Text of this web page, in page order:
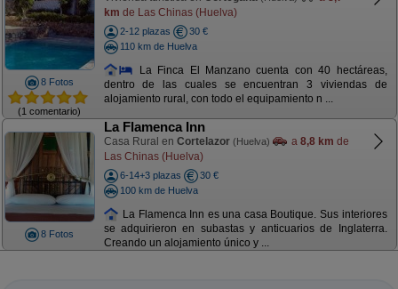
8 Fotos
(1 comentario)
km de Las Chinas (Huelva)
2-12 plazas
30 €
110 km de Huelva
La Finca El Manzano cuenta con 40 hectáreas,
dentro de las cuales se encuentran 3 viviendas de
alojamiento rural, con todo el equipamiento n ...
8 Fotos
La Flamenca Inn
Casa Rural en Cortelazor (Huelva) a 8,8 km de
Las Chinas (Huelva)
6-14+3 plazas
30 €
100 km de Huelva
La Flamenca Inn es una casa Boutique. Sus interiores
se adquirieron en subastas y anticuarios de Inglaterra.
Creando un alojamiento único y ...